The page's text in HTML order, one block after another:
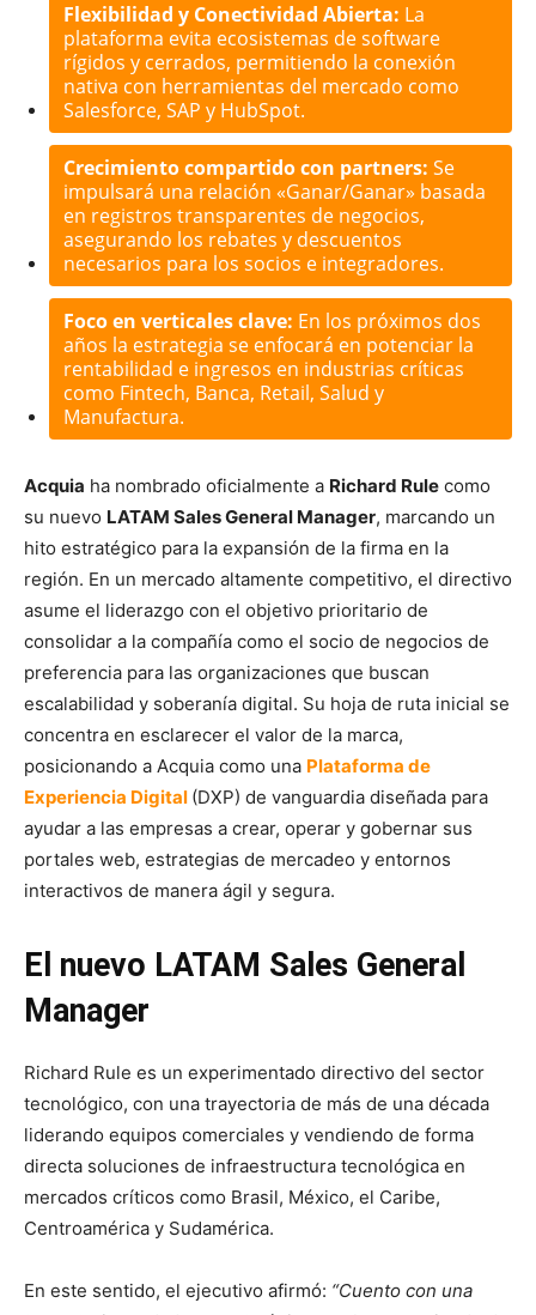
Flexibilidad y Conectividad Abierta: La
plataforma evita ecosistemas de software
rígidos y cerrados, permitiendo la conexión
nativa con herramientas del mercado como
Salesforce, SAP y HubSpot.
Crecimiento compartido con partners: Se
impulsará una relación «Ganar/Ganar» basada
en registros transparentes de negocios,
asegurando los rebates y descuentos
necesarios para los socios e integradores.
Foco en verticales clave: En los próximos dos
años la estrategia se enfocará en potenciar la
rentabilidad e ingresos en industrias críticas
como Fintech, Banca, Retail, Salud y
Manufactura.
Acquia ha nombrado oficialmente a Richard Rule como
su nuevo LATAM Sales General Manager, marcando un
hito estratégico para la expansión de la firma en la
región. En un mercado altamente competitivo, el directivo
asume el liderazgo con el objetivo prioritario de
consolidar a la compañía como el socio de negocios de
preferencia para las organizaciones que buscan
escalabilidad y soberanía digital. Su hoja de ruta inicial se
concentra en esclarecer el valor de la marca,
posicionando a Acquia como una Plataforma de
Experiencia Digital (DXP) de vanguardia diseñada para
ayudar a las empresas a crear, operar y gobernar sus
portales web, estrategias de mercadeo y entornos
interactivos de manera ágil y segura.
El nuevo LATAM Sales General
Manager
Richard Rule es un experimentado directivo del sector
tecnológico, con una trayectoria de más de una década
liderando equipos comerciales y vendiendo de forma
directa soluciones de infraestructura tecnológica en
mercados críticos como Brasil, México, el Caribe,
Centroamérica y Sudamérica.
En este sentido, el ejecutivo afirmó: “Cuento con una